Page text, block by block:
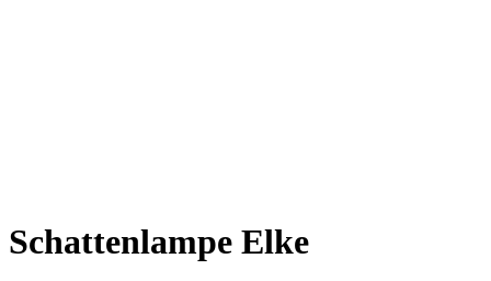
Schattenlampe Elke